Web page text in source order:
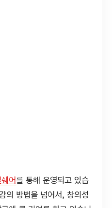
어를 통해 운영되고 있습
의 방법을 넘어서, 창의성